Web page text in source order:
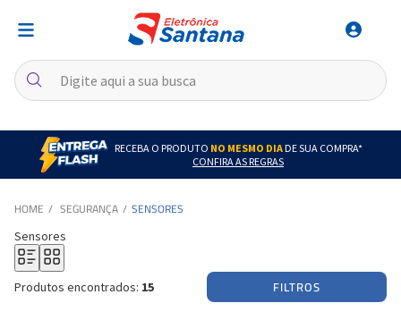
RECEBA O PRODUTO NO MESMO DIADE SUA COMPRA*
CONFIRA AS REGRAS
SEGURANÇA SENSORES
Sensores
Produtos encontrados: 15 FILTROS